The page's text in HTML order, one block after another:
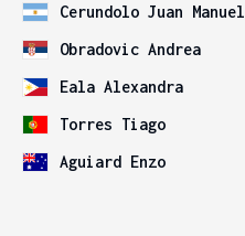
Cerundolo Juan Manuel
Obradovic Andrea
Eala Alexandra
Torres Tiago
Aguiard Enzo